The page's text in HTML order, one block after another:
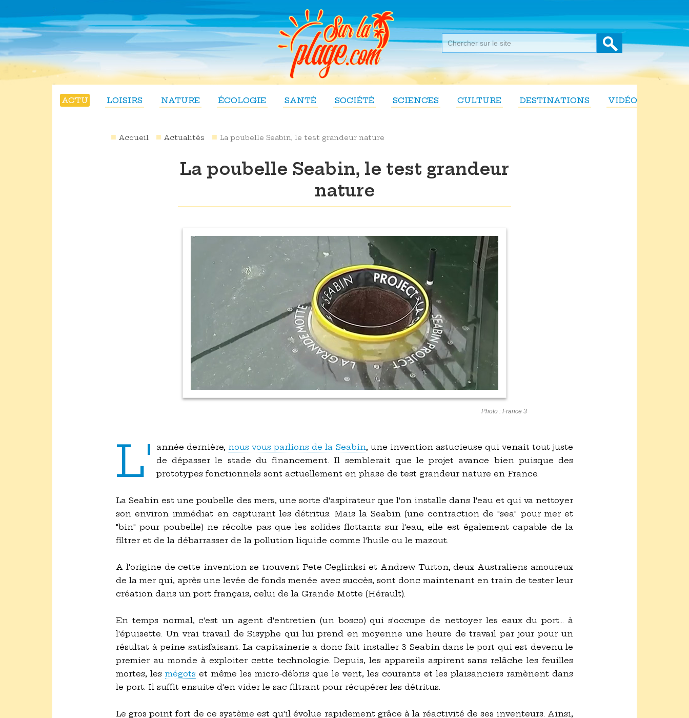
ACTU LOISIRS NATURE ÉCOLOGIE SANTÉ SOCIÉTÉ SCIENCES CULTURE DESTINATIONS VIDÉOS
Accueil Actualités La poubelle Seabin, le test grandeur nature
La poubelle Seabin, le test grandeur
nature
Photo : France 3
L' année dernière, nous vous parlions de la Seabin, une invention astucieuse qui venait tout juste
de dépasser le stade du financement. Il semblerait que le projet avance bien puisque des
prototypes fonctionnels sont actuellement en phase de test grandeur nature en France.
La Seabin est une poubelle des mers, une sorte d'aspirateur que l'on installe dans l'eau et qui va nettoyer
son environ immédiat en capturant les détritus. Mais la Seabin (une contraction de "sea" pour mer et
"bin" pour poubelle) ne récolte pas que les solides flottants sur l'eau, elle est également capable de la
filtrer et de la débarrasser de la pollution liquide comme l'huile ou le mazout.
A l'origine de cette invention se trouvent Pete Ceglinksi et Andrew Turton, deux Australiens amoureux
de la mer qui, après une levée de fonds menée avec succès, sont donc maintenant en train de tester leur
création dans un port français, celui de la Grande Motte (Hérault).
En temps normal, c'est un agent d'entretien (un bosco) qui s'occupe de nettoyer les eaux du port... à
l'épuisette. Un vrai travail de Sisyphe qui lui prend en moyenne une heure de travail par jour pour un
résultat à peine satisfaisant. La capitainerie a donc fait installer 3 Seabin dans le port qui est devenu le
premier au monde à exploiter cette technologie. Depuis, les appareils aspirent sans relâche les feuilles
mortes, lesmégots et même les micro-débris que le vent, les courants et les plaisanciers ramènent dans
le port. Il suffit ensuite d'en vider le sac filtrant pour récupérer les détritus.
Le gros point fort de ce système est qu'il évolue rapidement grâce à la réactivité de ses inventeurs. Ainsi,